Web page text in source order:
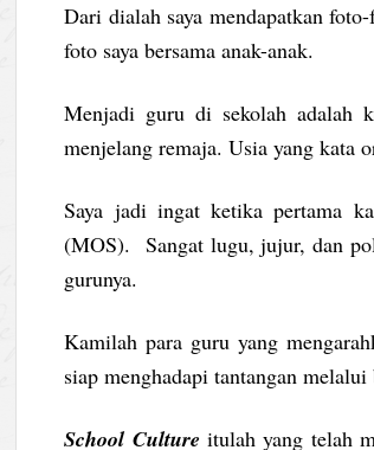
Dari dialah saya mendapatkan
foto saya bersama anak-anak.
Menjadi guru di sekolah adalah
menjelang remaja. Usia yang kata
Saya jadi ingat ketika pertama
(MOS). Sangat lugu, jujur, dan
gurunya.
Kamilah para guru yang
siap menghadapi tantangan
School Culture itulah yang telah